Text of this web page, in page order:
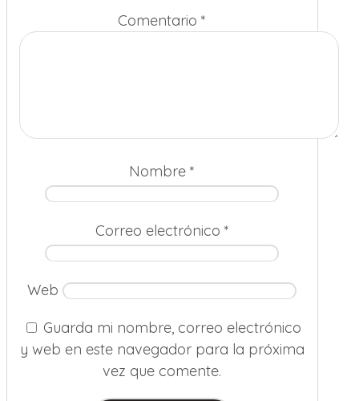
Comentario*
Nombre*
Correo electrónico *
Web
Guarda mi nombre, correo electrónico
y web en este navegador para la próxima
vez que comente.